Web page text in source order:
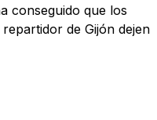
conseguido que los
de Gijón dejen